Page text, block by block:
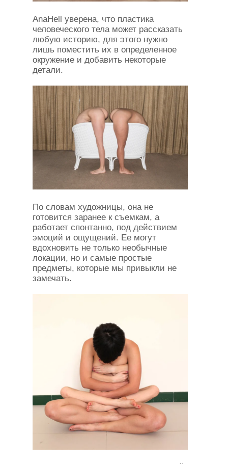
AnaHell уверена, что пластика
человеческого тела может рассказать
любую историю, для этого нужно
лишь поместить их в определенное
окружение и добавить некоторые
детали.
По словам художницы, она не
готовится заранее к съемкам, а
работает спонтанно, под действием
эмоций и ощущений. Ее могут
вдохновить не только необычные
локации, но и самые простые
предметы, которые мы привыкли не
замечать.